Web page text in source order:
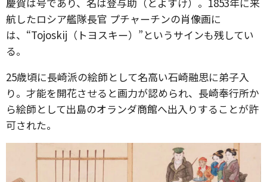
航したロシア艦隊長官 プチャーチンの肖像画に
は、“Tojoskij（トヨスキー）”というサインも残してい
る。
25歳頃に長崎派の絵師として名高い石崎融思に弟子入
り。才能を開花させると画力が認められ、長崎奉行所か
ら絵師として出島のオランダ商館へ出入りすることが許
可された。